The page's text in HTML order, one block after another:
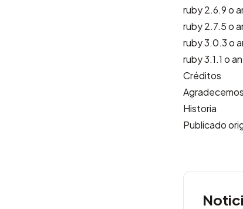
ruby 2.6.9 o
ruby 2.7.5 o
ruby 3.0.3 o
ruby 3.1.1 o
Créditos
Historia
Publicado